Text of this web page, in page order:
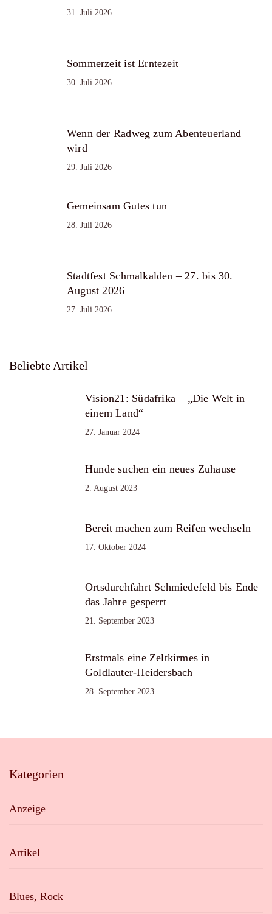
31. Juli 2026
Sommerzeit ist Erntezeit
30. Juli 2026
Wenn der Radweg zum Abenteuerland
wird
29. Juli 2026
Gemeinsam Gutes tun
28. Juli 2026
Stadtfest Schmalkalden – 27. bis 30.
August 2026
27. Juli 2026
Beliebte Artikel
Vision21: Südafrika – „Die Welt in
einem Land“
27. Januar 2024
Hunde suchen ein neues Zuhause
2. August 2023
Bereit machen zum Reifen wechseln
17. Oktober 2024
Ortsdurchfahrt Schmiedefeld bis Ende
das Jahre gesperrt
21. September 2023
Erstmals eine Zeltkirmes in
Goldlauter-Heidersbach
28. September 2023
Kategorien
Anzeige
Artikel
Blues, Rock